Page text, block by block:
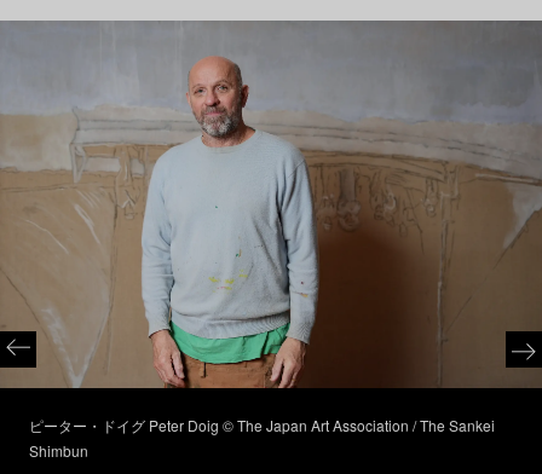
ピーター・ドイグ Peter Doig © The Japan Art Association / The Sankei
Shimbun